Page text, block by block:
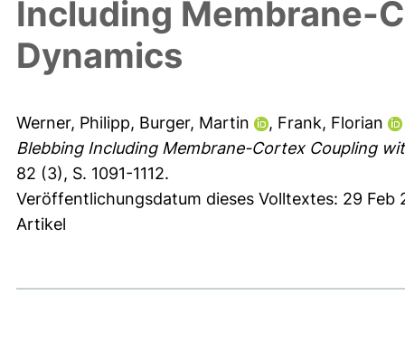
Including Membrane-
Dynamics
Werner, Philipp, Burger, Martin , Frank, Florian
Blebbing Including Membrane-Cortex Coupling
82 (3), S. 1091-1112.
Veröffentlichungsdatum dieses Volltextes: 29 Feb
Artikel